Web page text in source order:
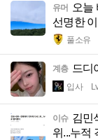
유머
오늘
선명한
풀소유
계층 드디
입사
이슈 김민
위...누적